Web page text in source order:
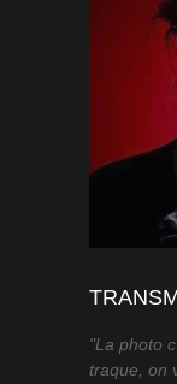
"La photo
traque, on